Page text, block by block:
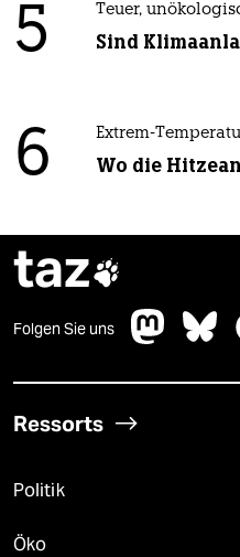
5 Teuer,
Sind
6 Extrem-
Wo die
taz
Folgen Sie uns
Ressorts
Politik
Öko